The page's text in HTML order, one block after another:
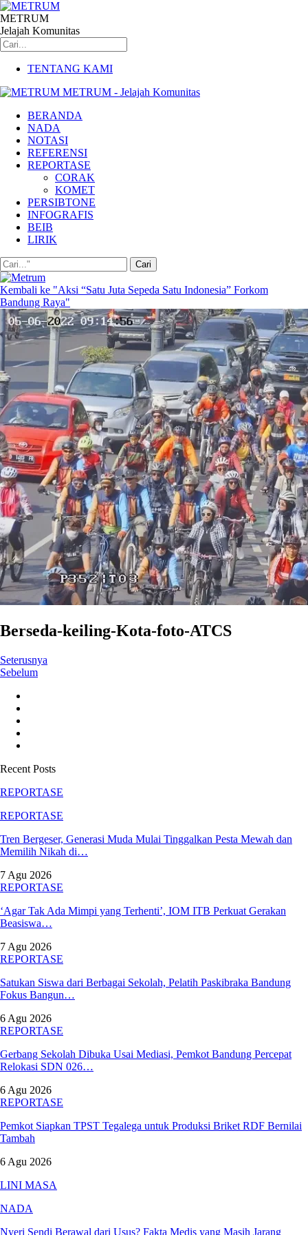
METRUM
Jelajah Komunitas
TENTANG KAMI
METRUM - Jelajah Komunitas
BERANDA
NADA
NOTASI
REFERENSI
REPORTASE
CORAK
KOMET
PERSIBTONE
INFOGRAFIS
BEIB
LIRIK
Kembali ke "Aksi “Satu Juta Sepeda Satu Indonesia” Forkom
Bandung Raya"
Berseda-keiling-Kota-foto-ATCS
Seterusnya
Sebelum
Recent Posts
REPORTASE
REPORTASE
Tren Bergeser, Generasi Muda Mulai Tinggalkan Pesta Mewah dan
Memilih Nikah di…
7 Agu 2026
REPORTASE
‘Agar Tak Ada Mimpi yang Terhenti’, IOM ITB Perkuat Gerakan
Beasiswa…
7 Agu 2026
REPORTASE
Satukan Siswa dari Berbagai Sekolah, Pelatih Paskibraka Bandung
Fokus Bangun…
6 Agu 2026
REPORTASE
Gerbang Sekolah Dibuka Usai Mediasi, Pemkot Bandung Percepat
Relokasi SDN 026…
6 Agu 2026
REPORTASE
Pemkot Siapkan TPST Tegalega untuk Produksi Briket RDF Bernilai
Tambah
6 Agu 2026
LINI MASA
NADA
Nyeri Sendi Berawal dari Usus? Fakta Medis yang Masih Jarang